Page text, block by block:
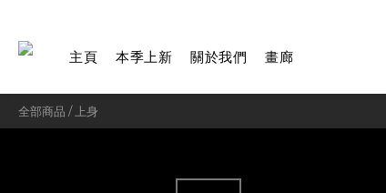
主頁 本季上新 關於我們 畫廊
全部商品 / 上身